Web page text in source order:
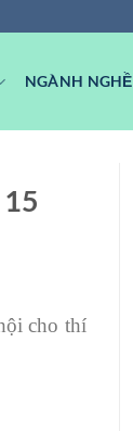
NGÀNH NGHỀ
cho thí